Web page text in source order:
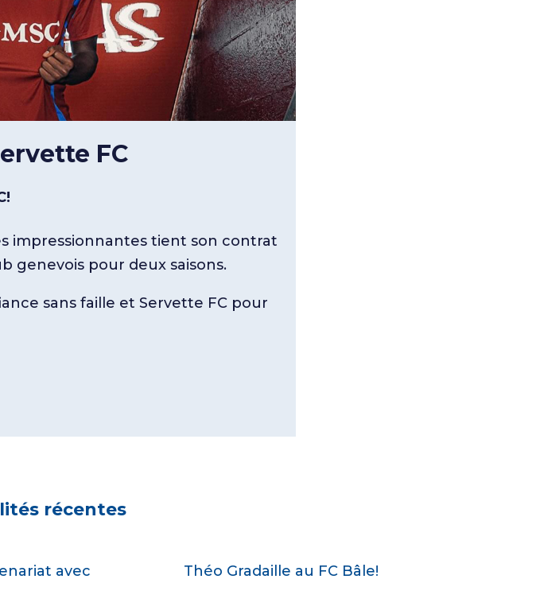
FC
impressionnantes tient son contrat
genevois pour deux saisons.
sans faille et Servette FC pour
récentes
avec
Théo Gradaille au FC Bâle!